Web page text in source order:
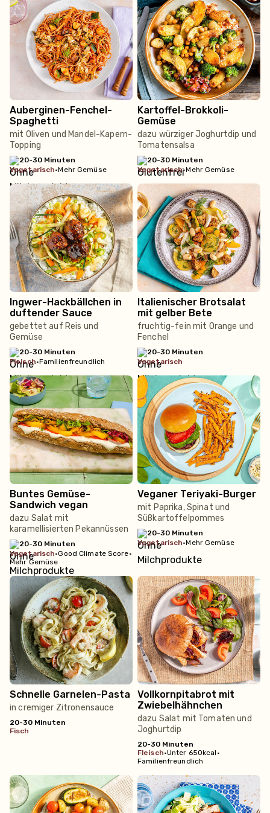
Auberginen-Fenchel-
Spaghetti
mit Oliven und Mandel-Kapern-
Topping
20-30 Minuten
vegetarisch•Mehr Gemüse
Kartoffel-Brokkoli-
Gemüse
dazu würziger Joghurtdip und
Tomatensalsa
20-30 Minuten
vegetarisch•Mehr Gemüse
Ingwer-Hackbällchen in
duftender Sauce
gebettet auf Reis und
Gemüse
20-30 Minuten
fleisch•Familienfreundlich
Italienischer Brotsalat
mit gelber Bete
fruchtig-fein mit Orange und
Fenchel
20-30 Minuten
vegetarisch
Buntes Gemüse-
Sandwich vegan
dazu Salat mit
karamellisierten Pekannüssen
20-30 Minuten
vegetarisch•Good Climate Score•
Mehr Gemüse
Veganer Teriyaki-Burger
mit Paprika, Spinat und
Süßkartoffelpommes
20-30 Minuten
vegetarisch•Mehr Gemüse
Schnelle Garnelen-Pasta
in cremiger Zitronensauce
20-30 Minuten
fisch
Vollkornpitabrot mit
Zwiebelhähnchen
dazu Salat mit Tomaten und
Joghurtdip
20-30 Minuten
fleisch•Unter 650kcal •
Familienfreundlich